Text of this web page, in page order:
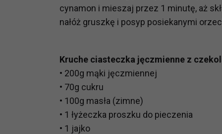
cynamon i mieszaj przez 1 minutę, aż
nałóż gruszkę i posyp posiekanymi
Kruche ciasteczka jęczmienne z
• 200g mąki jęczmiennej
• 70g cukru
• 100g masła (zimne)
• 1 łyżeczka proszku do pieczenia
• 1 jajko
zgody.